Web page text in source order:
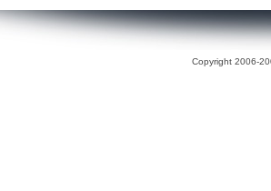
Copyright 2006-